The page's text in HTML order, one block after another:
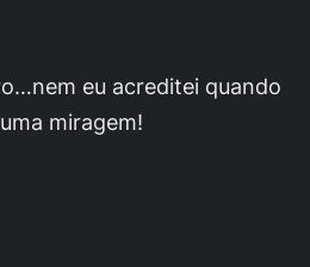
eu acreditei quando
miragem!